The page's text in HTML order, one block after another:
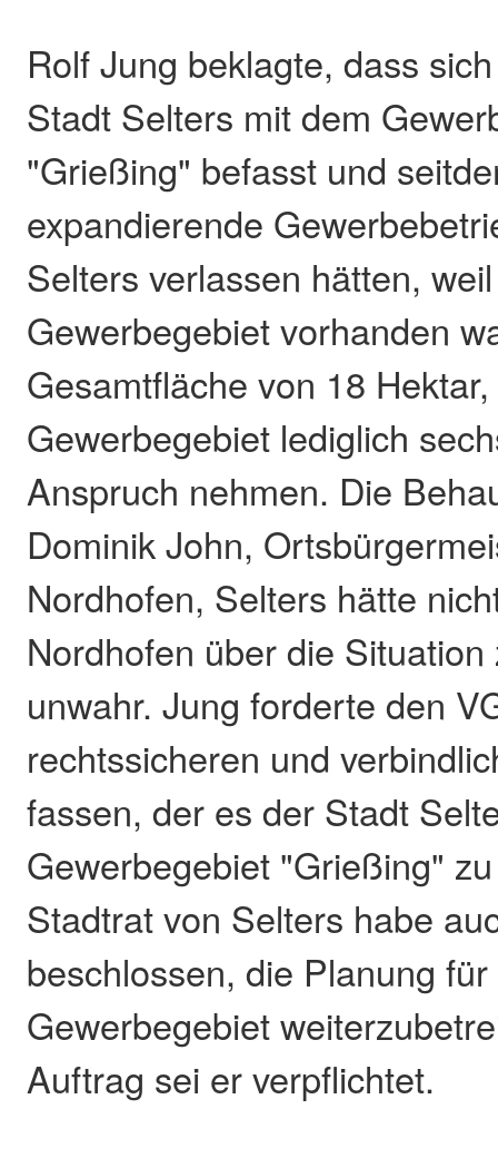
Rolf Jung beklagte, dass
Stadt Selters mit dem
"Grießing" befasst und
expandierende
Selters verlassen hätten,
Gewerbegebiet vorhanden
Gesamtfläche von 18
Gewerbegebiet lediglich
Anspruch nehmen. Die
Dominik John,
Nordhofen, Selters hätte
Nordhofen über die
unwahr. Jung forderte den
rechtssicheren und
fassen, der es der Stadt
Gewerbegebiet "Grießing"
Stadtrat von Selters habe
beschlossen, die Planung
Gewerbegebiet
Auftrag sei er verpflichtet.